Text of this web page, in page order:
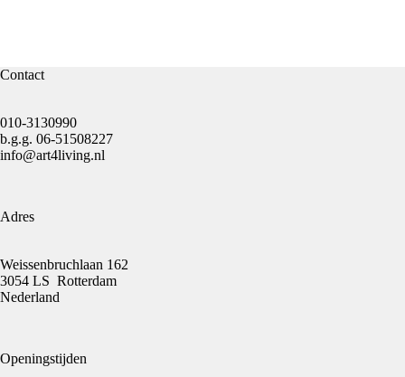
Contact
010-3130990
b.g.g. 06-51508227
info@art4living.nl
Adres
Weissenbruchlaan 162
3054 LS Rotterdam
Nederland
Openingstijden